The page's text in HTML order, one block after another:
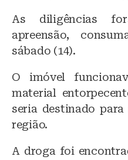
As diligências
apreensão,
sábado (14).
O imóvel
material
seria destinado
região.
A droga foi